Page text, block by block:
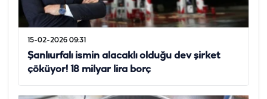
15-02-2026 09:31
Şanlıurfalı ismin alacaklı olduğu dev şirket
çöküyor! 18 milyar lira borç